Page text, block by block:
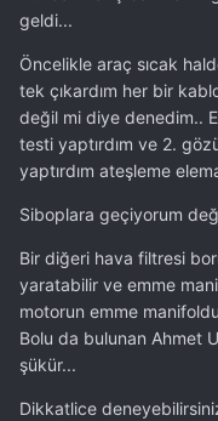
geldi...
Öncelikle araç sıcak
tek çıkardım her bir
değil mi diye denedim..
testi yaptırdım ve 2.
yaptırdım ateşleme
Siboplara geçiyorum
Bir diğeri hava filtresi
yaratabilir ve emme
motorun emme
Bolu da bulunan Ahmet
şükür...
Dikkatlice